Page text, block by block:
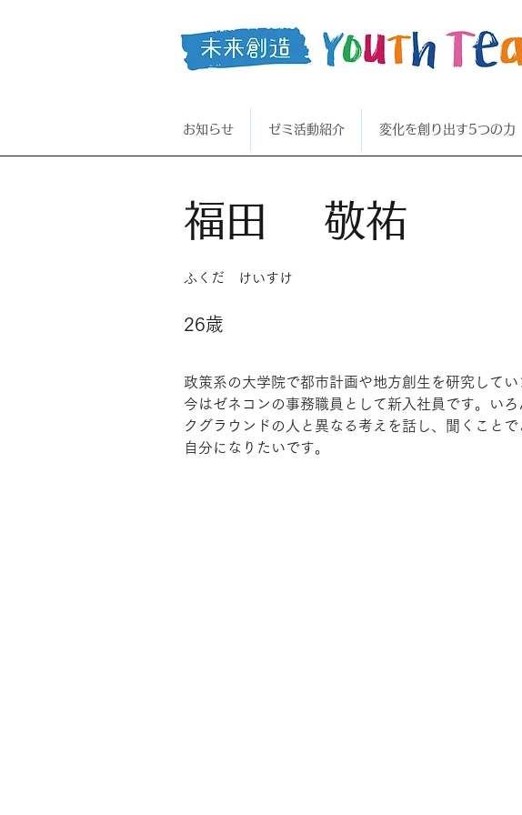
福田 敬祐
ふくだ けいすけ
26歳
政策系の大学院で都市計画や地方創生を研究してい
今はゼネコンの事務職員として新入社員です。いろ
クグラウンドの人と異なる考えを話し、聞くことで
自分になりたいです。
お知らせ ゼミ活動紹介 変化を創り出す5つの力